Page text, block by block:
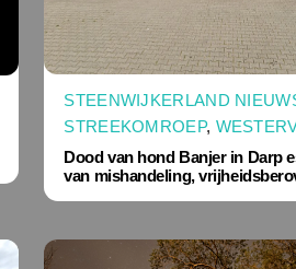
STEENWIJKERLAND
STREEKOMROEP,
Dood van hond Banjer in Darp
van mishandeling,